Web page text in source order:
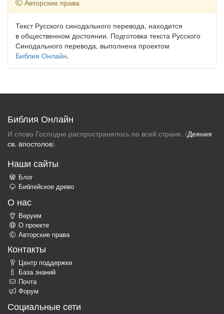
Авторские права
Текст Русского синодального перевода, находится
в общественном достоянии. Подготовка текста Русского
Синодального перевода, выполнена проектом
Библия Онлайн.
Библия Онлайн
И слово Господне распространялось по всей стране. (Деяния
св. aпостолов)
Наши сайты
Блог
Библейское древо
О нас
Веруем
О проекте
Авторские права
Контакты
Центр поддержки
База знаний
Почта
Форум
Социальные сети